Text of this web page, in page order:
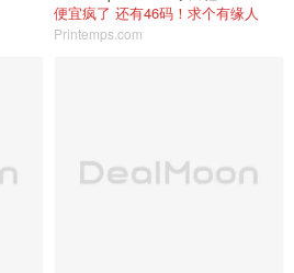
便宜疯了 还有46码！求个有缘人
Printemps.com